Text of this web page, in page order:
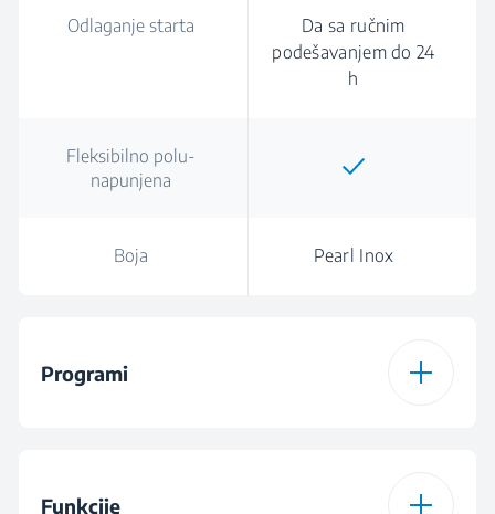
Odlaganje starta
Da sa ručnim
podešavanjem do 24
h
Fleksibilno polu-
napunjena
Boja Pearl Inox
Programi
Funkcije